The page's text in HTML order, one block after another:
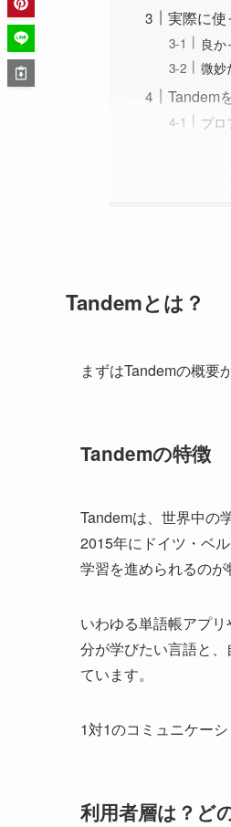
実際に
良か
微妙
Tandem
プロ
Tandemとは？
まずはTandemの概要
Tandemの特徴
Tandemは、世界中の
2015年にドイツ・ベ
学習を進められるのが
いわゆる単語帳アプ
分が学びたい言語と
ています。
1対1のコミュニケー
利用者層は？ど